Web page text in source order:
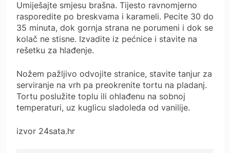
Umiješajte smjesu brašna. Tijesto ravnomjerno
rasporedite po breskvama i karameli. Pecite 30 do
35 minuta, dok gornja strana ne porumeni i dok se
kolač ne stisne. Izvadite iz pećnice i stavite na
rešetku za hlađenje.
Nožem pažljivo odvojite stranice, stavite tanjur za
serviranje na vrh pa preokrenite tortu na pladanj.
Tortu poslužite toplu ili ohlađenu na sobnoj
temperaturi, uz kuglicu sladoleda od vanilije.
izvor 24sata.hr